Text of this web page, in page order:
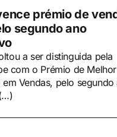
prémio de
segundo ano
a ser distinguida pela
com o Prémio de Melhor
em Vendas, pelo segundo